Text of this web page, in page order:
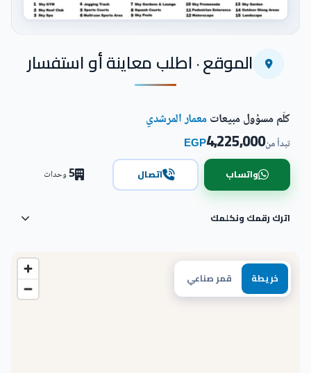
اضغط للتكبيرالموقع · اطلب معاينة أو استفسار
خريطة قمر صناعي
كلّم مسؤول مبيعاتمعمار المرشدي
تبدأ من4,225,000
EGP
واتساب اتصال 5وحدات
اترك رقمك ونكلمك